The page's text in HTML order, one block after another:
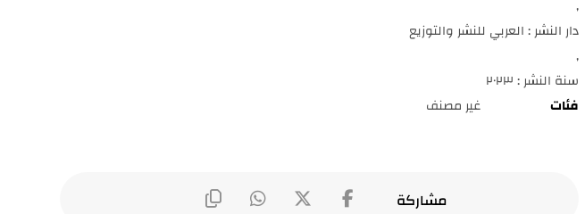
,
دار النشر : العربي للنشر والتوزيع
,
سنة النشر : ٢٠٢٣
فئات
غير مصنف